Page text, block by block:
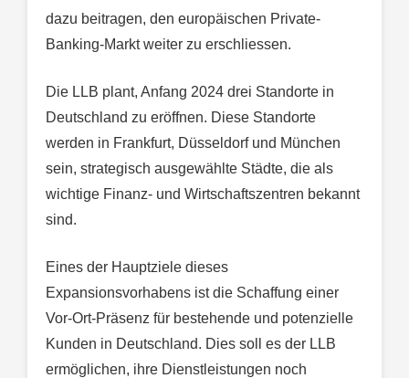
dazu beitragen, den europäischen Private-
Banking-Markt weiter zu erschliessen.
Die LLB plant, Anfang 2024 drei Standorte in
Deutschland zu eröffnen. Diese Standorte
werden in Frankfurt, Düsseldorf und München
sein, strategisch ausgewählte Städte, die als
wichtige Finanz- und Wirtschaftszentren bekannt
sind.
Eines der Hauptziele dieses
Expansionsvorhabens ist die Schaffung einer
Vor-Ort-Präsenz für bestehende und potenzielle
Kunden in Deutschland. Dies soll es der LLB
ermöglichen, ihre Dienstleistungen noch